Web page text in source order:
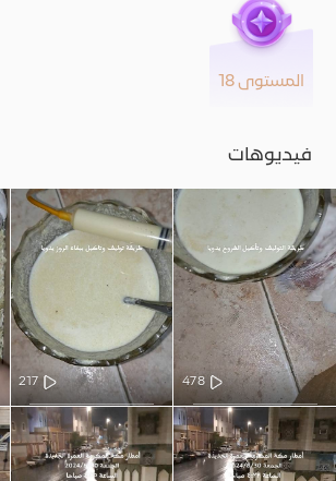
المستوى 18
فيديوهات
478
217